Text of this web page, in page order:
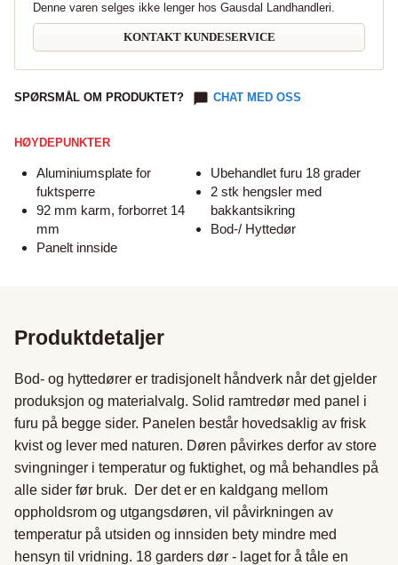
Denne varen selges ikke lenger hos Gausdal Landhandleri.
KONTAKT KUNDESERVICE
SPØRSMÅL OM PRODUKTET? CHAT MED OSS
HØYDEPUNKTER
Aluminiumsplate for
fuktsperre
92 mm karm, forborret 14
mm
Panelt innside
Ubehandlet furu 18 grader
2 stk hengsler med
bakkantsikring
Bod-/ Hyttedør
Produktdetaljer
Bod- og hyttedører er tradisjonelt håndverk når det gjelder
produksjon og materialvalg. Solid ramtredør med panel i
furu på begge sider. Panelen består hovedsaklig av frisk
kvist og lever med naturen. Døren påvirkes derfor av store
svingninger i temperatur og fuktighet, og må behandles på
alle sider før bruk.  Der det er en kaldgang mellom
oppholdsrom og utgangsdøren, vil påvirkningen av
temperatur på utsiden og innsiden bety mindre med
hensyn til vridning. 18 garders dør - laget for å tåle en